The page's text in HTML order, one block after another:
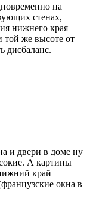
на
стенах,
нижнего края
той же высоте от
дисбаланс.
и двери в доме ну
А картины
край
окна в